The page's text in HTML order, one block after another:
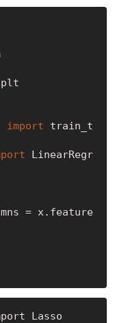
sm
import train_t
LinearRegr
= x.feature
Lasso